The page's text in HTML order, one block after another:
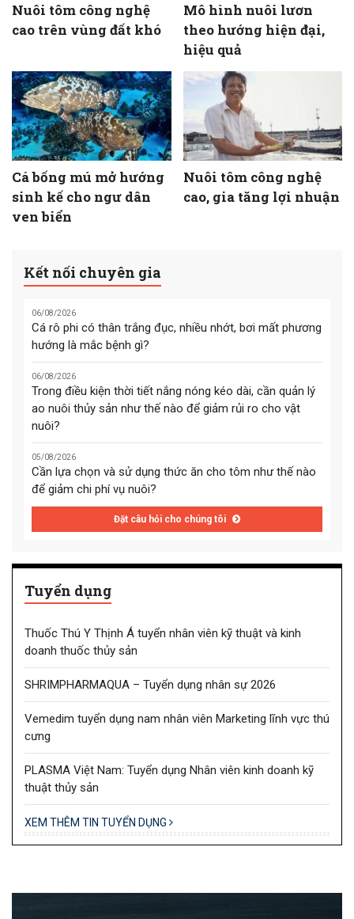
Nuôi tôm công nghệ
cao trên vùng đất khó
Mô hình nuôi lươn
theo hướng hiện đại,
hiệu quả
Cá bống mú mở hướng
sinh kế cho ngư dân
ven biển
Nuôi tôm công nghệ
cao, gia tăng lợi nhuận
Kết nối chuyên gia
06/08/2026
Cá rô phi có thân trắng đục, nhiều nhớt, bơi mất phương
hướng là mắc bệnh gì?
06/08/2026
Trong điều kiện thời tiết nắng nóng kéo dài, cần quản lý
ao nuôi thủy sản như thế nào để giảm rủi ro cho vật
nuôi?
05/08/2026
Cần lựa chọn và sử dụng thức ăn cho tôm như thế nào
để giảm chi phí vụ nuôi?
Đặt câu hỏi cho chúng tôi
Tuyển dụng
Thuốc Thú Y Thịnh Á tuyển nhân viên kỹ thuật và kinh
doanh thuốc thủy sản
SHRIMPHARMAQUA – Tuyển dụng nhân sự 2026
Vemedim tuyển dụng nam nhân viên Marketing lĩnh vực thú
cưng
PLASMA Việt Nam: Tuyển dụng Nhân viên kinh doanh kỹ
thuật thủy sản
XEM THÊM TIN TUYỂN DỤNG